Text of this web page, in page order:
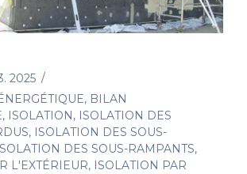
2025
, BILAN
, ISOLATION, ISOLATION DES
, ISOLATION DES SOUS-
DES SOUS-RAMPANTS,
L'EXTÉRIEUR, ISOLATION PAR